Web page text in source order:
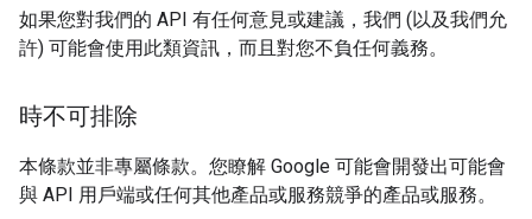
如果您對我們的 API 有任何意見或建議，我們 (以及我們允
許) 可能會使用此類資訊，而且對您不負任何義務。
時不可排除
本條款並非專屬條款。您瞭解 Google 可能會開發出可能會
與 API 用戶端或任何其他產品或服務競爭的產品或服務。